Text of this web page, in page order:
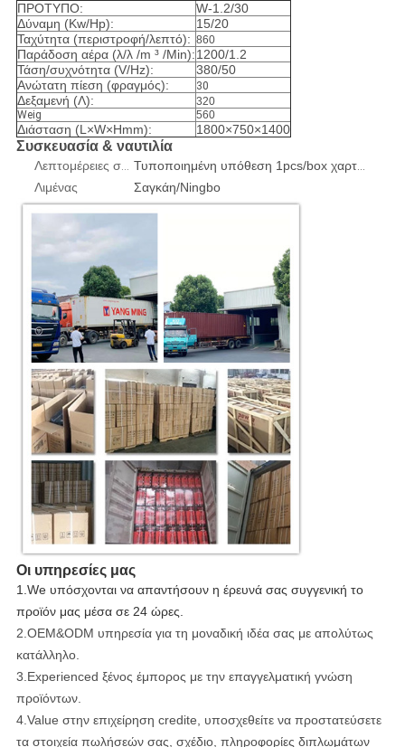
ΠΡΟΤΥΠΟ:
W-1.2/30
Δύναμη (Kw/Hp):
15/20
Ταχύτητα (περιστροφή/λεπτό): 860
Παράδοση αέρα (λ/λ /m ³ /Min):1200/1.2
Τάση/συχνότητα (V/Hz):
380/50
Ανώτατη πίεση (φραγμός):
30
Δεξαμενή (Λ):
320
Weig
560
Διάσταση (L×W×Hmm): 1800×750×1400
Συσκευασία & ναυτιλία
Λεπτομέρειες συσκευασίας Τυποποιημένη υπόθεση 1pcs/box χαρτοκιβωτίων ή κοντραπλακέ εξαγωγής
Λιμένας Σαγκάη/Ningbo
Οι υπηρεσίες μας
1.We υπόσχονται να απαντήσουν η έρευνά σας συγγενική το
προϊόν μας μέσα σε 24 ώρες.
2.OEM&ODM υπηρεσία για τη μοναδική ιδέα σας με απολύτως
κατάλληλο.
3.Experienced ξένος έμπορος με την επαγγελματική γνώση
προϊόντων.
4.Value στην επιχείρηση credite, υποσχεθείτε να προστατεύσετε
τα στοιχεία πωλήσεών σας, σχέδιο, πληροφορίες διπλωμάτων